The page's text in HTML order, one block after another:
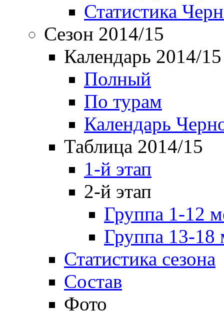
Статистика
Сезон 2014/15
Календарь 2014/15
Полный
По турам
Календарь
Таблица 2014/15
1-й этап
2-й этап
Группа 1-12
Группа 13-18
Статистика сезона
Состав
Фото